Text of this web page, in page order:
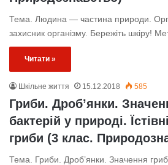
Тема. Людина — частина природи.
захисник організму. Бережіть шкіру!
Читати »
Шкільне життя 15.12.2018 585
Гриби. Дроб’янки.
бактерій у природі.
гриби (3 клас.
Тема. Гриби. Дроб’янки. Значення